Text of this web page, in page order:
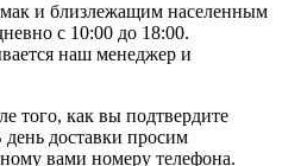
и близлежащим населенным
с 10:00 до 18:00.
наш менеджер и
того, как вы подтвердите
день доставки просим
вами номеру телефона.